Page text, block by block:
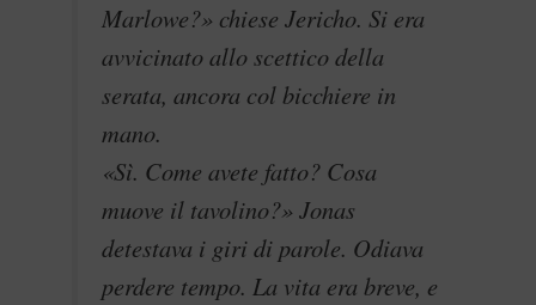
Marlowe?» chiese Jericho. Si era
avvicinato allo scettico della
serata, ancora col bicchiere in
mano.
«Sì. Come avete fatto? Cosa
muove il tavolino?» Jonas
detestava i giri di parole. Odiava
perdere tempo. La vita era breve, e